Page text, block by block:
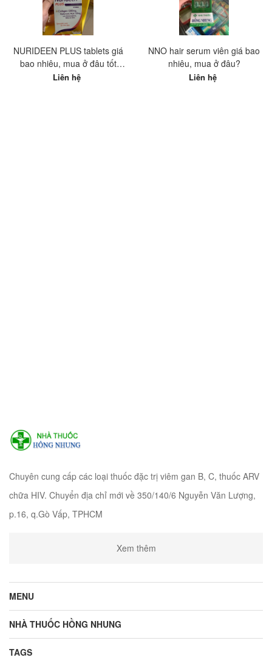
NURIDEEN PLUS tablets giá
bao nhiêu, mua ở đâu tốt
nhất?
Liên hệ
NNO hair serum viên giá bao
nhiêu, mua ở đâu?
Liên hệ
Chuyên cung cấp các loại thuốc đặc trị viêm gan B, C, thuốc ARV
chữa HIV. Chuyển địa chỉ mới về 350/140/6 Nguyễn Văn Lượng,
p.16, q.Gò Vấp, TPHCM
Xem thêm
MENU
NHÀ THUỐC HỒNG NHUNG
TAGS